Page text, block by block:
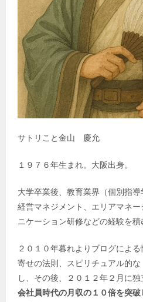
サトリこと金山 慶允
１９７６年生まれ。大阪出身。
大学卒業後、教育業界（個別指導
経営マネジメント、エリアマネ
ニケーション研修などの経験を積
２０１０年暮れよりブログによ
寄せの法則、スピリチュアル的
し、その後、２０１２年２月に独
会社員時代の月収の１０倍を突